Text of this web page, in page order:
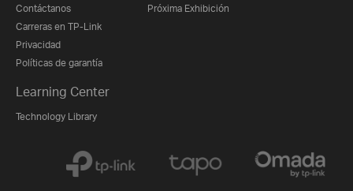
Contáctanos
Carreras en TP-Link
Privacidad
Políticas de garantía
Próxima Exhibición
Learning Center
Technology Library